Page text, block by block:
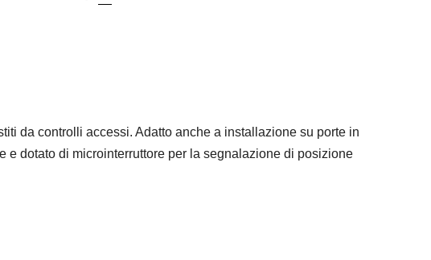
da controlli accessi. Adatto anche a installazione su porte in
e dotato di microinterruttore per la segnalazione di posizione